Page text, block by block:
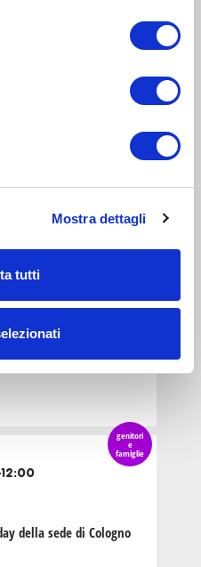
Mostra dettagli
tutti
famiglie
genitori
genitori
e
famiglie
della sede di Cologno